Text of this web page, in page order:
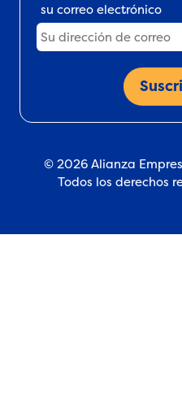
su correo electrónico
© 2026 Alianza
Todos los derechos